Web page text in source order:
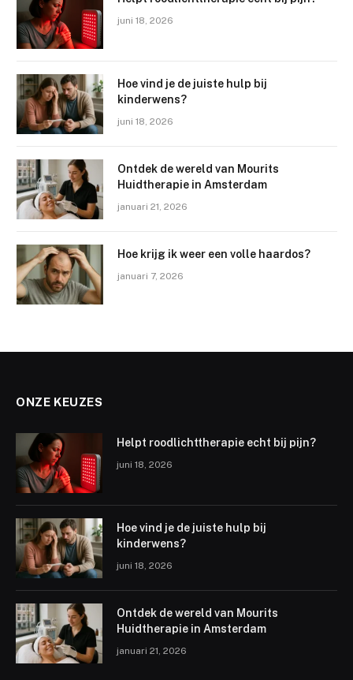
juni 18, 2026
Hoe vind je de juiste hulp bij
kinderwens?
juni 18, 2026
Ontdek de wereld van Mourits
Huidtherapie in Amsterdam
januari 21, 2026
Hoe krijg ik weer een volle haardos?
januari 7, 2026
ONZE KEUZES
Helpt roodlichttherapie echt bij pijn?
juni 18, 2026
Hoe vind je de juiste hulp bij
kinderwens?
juni 18, 2026
Ontdek de wereld van Mourits
Huidtherapie in Amsterdam
januari 21, 2026